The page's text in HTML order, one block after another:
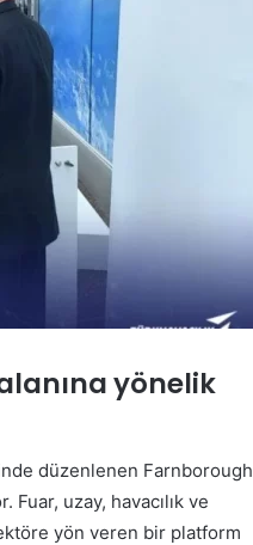
yönelik
düzenlenen Farnborough
uzay, havacılık ve
yön veren bir platform